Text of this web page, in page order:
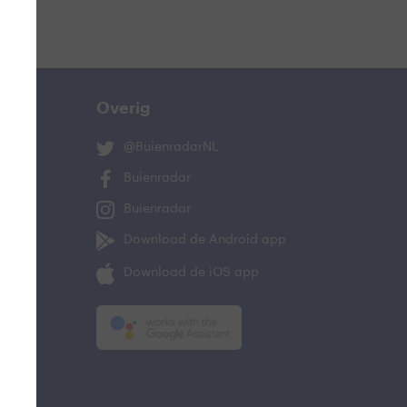
Overig
@BuienradarNL
Buienradar
Buienradar
Download de Android app
Download de iOS app